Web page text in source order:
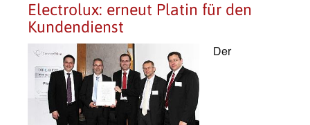
Electrolux: erneut Platin für den
Kundendienst
Der